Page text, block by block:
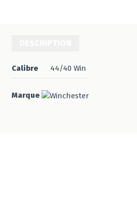
Calibre 44/40 Win
Marque